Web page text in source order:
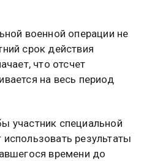
военной операции не
срок действия
что отсчет
на весь период
участник специальной
результаты
времени до